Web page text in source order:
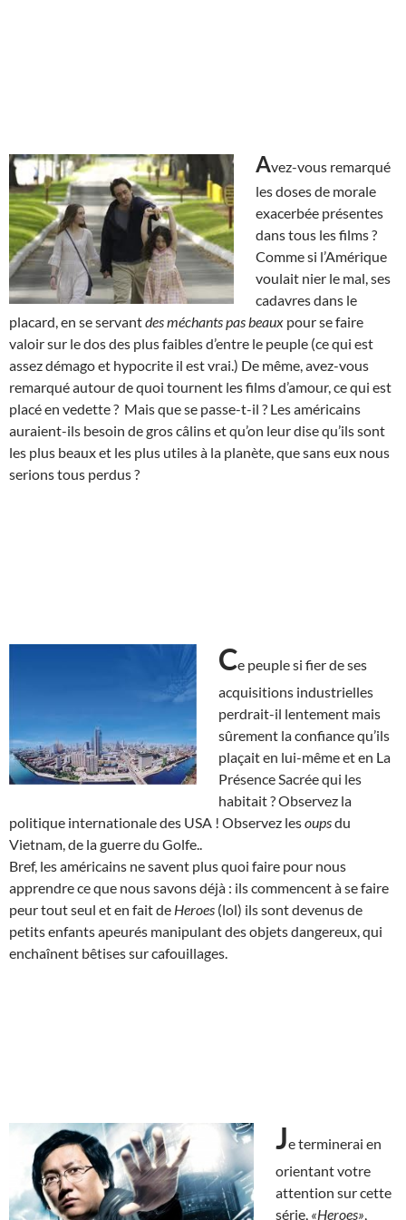
Avez-vous remarqué
les doses de morale
exacerbée présentes
dans tous les films ?
Comme si l’Amérique
voulait nier le mal, ses
cadavres dans le
placard, en se servantdes méchants pas beaux pour se faire
valoir sur le dos des plus faibles d’entre le peuple (ce qui est
assez démago et hypocrite il est vrai.) De même, avez-vous
remarqué autour de quoi tournent les films d’amour, ce qui est
placé en vedette ? Mais que se passe-t-il ? Les américains
auraient-ils besoin de gros câlins et qu’on leur dise qu’ils sont
les plus beaux et les plus utiles à la planète, que sans eux nous
serions tous perdus ?
Ce peuple si fier de ses
acquisitions industrielles
perdrait-il lentement mais
sûrement la confiance qu’ils
plaçait en lui-même et en La
Présence Sacrée qui les
habitait ? Observez la
politique internationale des USA ! Observez lesoupsdu
Vietnam, de la guerre du Golfe..
Bref, les américains ne savent plus quoi faire pour nous
apprendre ce que nous savons déjà : ils commencent à se faire
peur tout seul et en fait de Heroes (lol) ils sont devenus de
petits enfants apeurés manipulant des objets dangereux, qui
enchaînent bêtises sur cafouillages.
Je terminerai en
orientant votre
attention sur cette
série, «Heroes»